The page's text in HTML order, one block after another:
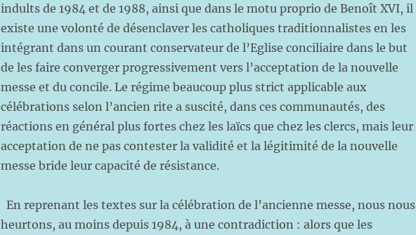
indults de 1984 et de 1988, ainsi que dans le motu proprio de Benoît XVI, il
existe une volonté de désenclaver les catholiques traditionnalistes en les
intégrant dans un courant conservateur de l’Eglise conciliaire dans le but
de les faire converger progressivement vers l’acceptation de la nouvelle
messe et du concile. Le régime beaucoup plus strict applicable aux
célébrations selon l’ancien rite a suscité, dans ces communautés, des
réactions en général plus fortes chez les laïcs que chez les clercs, mais leur
acceptation de ne pas contester la validité et la légitimité de la nouvelle
messe bride leur capacité de résistance.
En reprenant les textes sur la célébration de l’ancienne messe, nous nous
heurtons, au moins depuis 1984, à une contradiction : alors que les